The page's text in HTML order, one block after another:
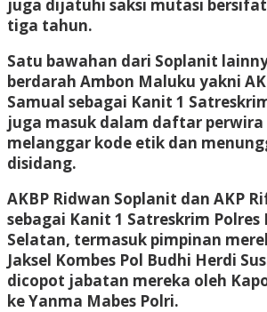
juga dijatuhi saksi mutasi
tiga tahun.
Satu bawahan dari Soplanit
berdarah Ambon Maluku yakni
Samual sebagai Kanit 1
juga masuk dalam daftar
melanggar kode etik dan
disidang.
AKBP Ridwan Soplanit dan AKP
sebagai Kanit 1 Satreskrim
Selatan, termasuk pimpinan
Jaksel Kombes Pol Budhi Herdi
dicopot jabatan mereka oleh
ke Yanma Mabes Polri.